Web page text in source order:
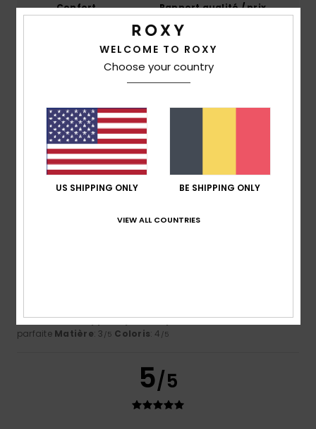
Confort
Rapport qualité / prix
Taille
Trop grand
Matière
Coloris
3/5
Confort: 4/5 Rapport qualité / prix: 3/5 Taille: Taille
parfaite Matière: 3 /5 Coloris: 4 /5
5/5
WELCOME TO ROXY
Choose your country
US SHIPPING ONLY BE SHIPPING ONLY
VIEW ALL COUNTRIES